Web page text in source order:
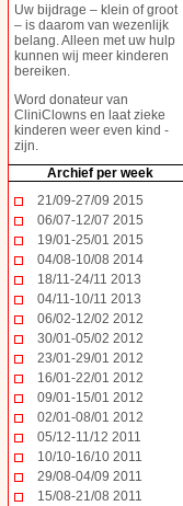
Uw bijdrage – klein of groot
– is daarom van wezenlijk
belang. Alleen met uw hulp
kunnen wij meer kinderen
bereiken.
Word donateur van
CliniClowns en laat zieke
kinderen weer even kind -
zijn.
Archief per week
21/09-27/09 2015
06/07-12/07 2015
19/01-25/01 2015
04/08-10/08 2014
18/11-24/11 2013
04/11-10/11 2013
06/02-12/02 2012
30/01-05/02 2012
23/01-29/01 2012
16/01-22/01 2012
09/01-15/01 2012
02/01-08/01 2012
05/12-11/12 2011
10/10-16/10 2011
29/08-04/09 2011
15/08-21/08 2011